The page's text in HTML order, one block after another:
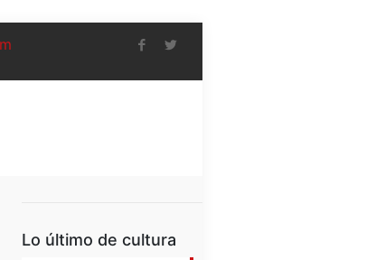
Lo último de cultura